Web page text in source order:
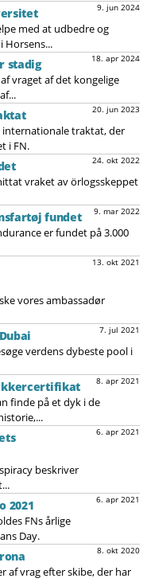
9. jun 2024
med at udbedre og
Horsens...
18. apr 2024
stadig
vraget af det kongelige
20. jun 2023
internationale traktat, der
i FN.
24. okt 2022
vraket av örlogsskeppet
9. mar 2022
fundet
er fundet på 3.000
13. okt 2021
vores ambassadør
7. jul 2021
verdens dybeste pool i
8. apr 2021
finde på et dyk i de
6. apr 2021
beskriver
6. apr 2021
2021
FNs årlige
Day.
8. okt 2020
af vrag efter skibe, der har